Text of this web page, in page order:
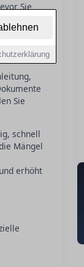
Sie
helfen,
Sie
schnell
Mängel
erhöht